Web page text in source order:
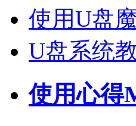
使用U盘
U盘系统
使用心得